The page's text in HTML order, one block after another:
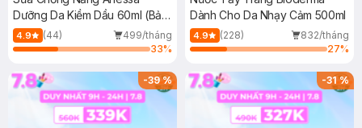
Dưỡng Da Kiềm Dầu 60ml (Bản
Mới)
4.9 (44)
499/tháng
33%
Dành Cho Da Nhạy Cảm 500ml
4.9 (228)
832/tháng
27%
-39% -31%